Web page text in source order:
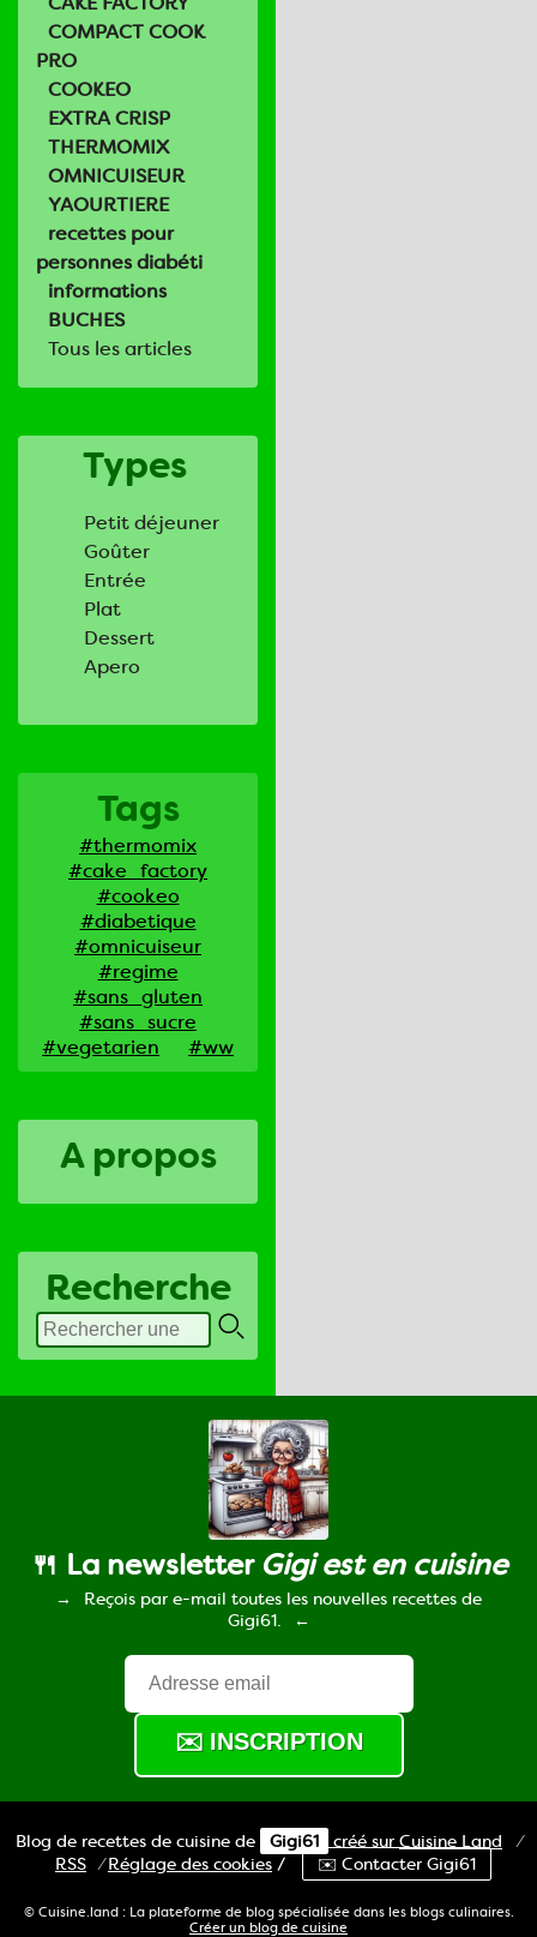
COMPACT COOK
PRO
COOKEO
EXTRA CRISP
THERMOMIX
OMNICUISEUR
YAOURTIERE
recettes pour
personnes diabéti
informations
BUCHES
Tous les articles
Types
Petit déjeuner
Goûter
Entrée
Plat
Dessert
Apero
Tags
#thermomix
#cake_factory
#cookeo
#diabetique
#omnicuiseur
#regime
#sans_gluten
#sans_sucre
#vegetarien
#ww
A propos
Recherche
🍴 La newsletter Gigi est en cuisine
Reçois par e-mail toutes les nouvelles recettes de
Gigi61.
Blog de recettes de cuisine de Gigi61 créé sur Cuisine Land
⁄
RSS ⁄Réglage des cookies / ✉️ Contacter Gigi61
© Cuisine.land : La plateforme de blog spécialisée dans les blogs culinaires.
Créer un blog de cuisine